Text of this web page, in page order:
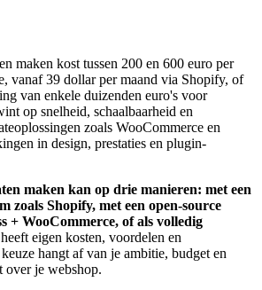
maken kost tussen 200 en 600 euro per
vanaf 39 dollar per maand via Shopify, of
van enkele duizenden euro's voor
op snelheid, schaalbaarheid en
zoals WooCommerce en
in design, prestaties en plugin-
maken kan op drie manieren: met een
zoals Shopify, met een open-source
+ WooCommerce, of als volledig
eigen kosten, voordelen en
hangt af van je ambitie, budget en
over je webshop.